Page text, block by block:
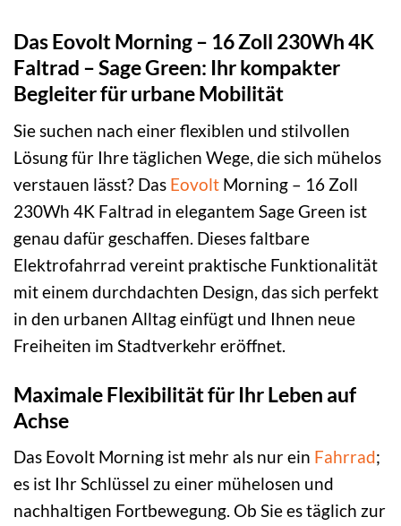
Das Eovolt Morning – 16 Zoll 230Wh 4K
Faltrad – Sage Green: Ihr kompakter
Begleiter für urbane Mobilität
Sie suchen nach einer flexiblen und stilvollen
Lösung für Ihre täglichen Wege, die sich mühelos
verstauen lässt? Das Eovolt Morning – 16 Zoll
230Wh 4K Faltrad in elegantem Sage Green ist
genau dafür geschaffen. Dieses faltbare
Elektrofahrrad vereint praktische Funktionalität
mit einem durchdachten Design, das sich perfekt
in den urbanen Alltag einfügt und Ihnen neue
Freiheiten im Stadtverkehr eröffnet.
Maximale Flexibilität für Ihr Leben auf
Achse
Das Eovolt Morning ist mehr als nur ein Fahrrad;
es ist Ihr Schlüssel zu einer mühelosen und
nachhaltigen Fortbewegung. Ob Sie es täglich zur